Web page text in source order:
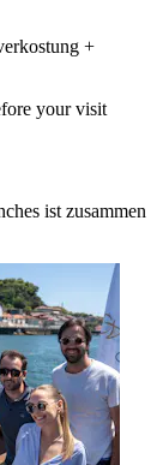
+
your visit
ist zusammen